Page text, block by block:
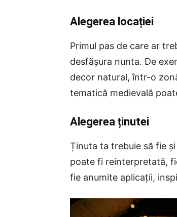
Alegerea locației
Primul pas de care ar
desfășura nunta. De
decor natural, într-o
tematică medievală
Alegerea ținutei
Ținuta ta trebuie să fie
poate fi reinterpretată,
fie anumite aplicații,